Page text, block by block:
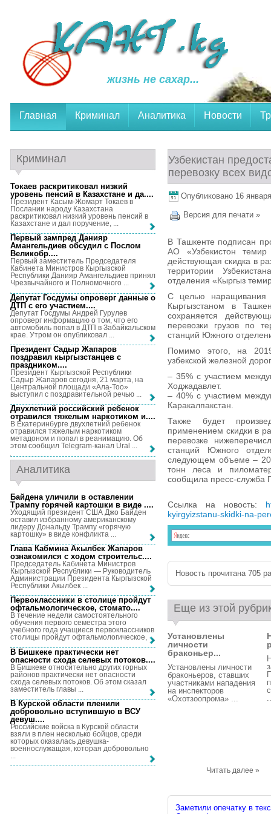
жизнь не сахар...
Главная Криминал Аналитика Новости
Узбекистан
перевозку всех
Опубликовано 16
Версия для печати »
В Ташкенте подписан
АО «Узбекистон темир
действующая скидка в
территории
отделения «Кыргыз
С целью наращивания
Кыргызстаном в
сохраняется
перевозки грузов по
станций Южного
Помимо этого, на
узбекской железной
– 35% с участием
Ходжадавлет.
– 40% с участием
Каракалпакстан.
Также будет
применением скидки в
перевозке
станций Южного
следующем объеме –
тонн леса и
сообщила пресс-служба
Ссылка на новость:
kyirgyizstanu-skidki-na-
Новость прочитана 705
Еще из этой
Установлены
личности
браконьер...
Установлены личности
браконьеров, ставших
участниками нападения
на инспекторов
«Охотзоопрома» ...
Читать далее »
Заметили опечатку в
Криминал
Токаев раскритиковал низкий
уровень пенсий в Казахстане и да....
Президент Касым-Жомарт Токаев в
Послании народу Казахстана
раскритиковал низкий уровень пенсий в
Казахстане и дал поручение, ...
Первый зампред Данияр
Амангельдиев обсудил с Послом
Великобр....
Первый заместитель Председателя
Кабинета Министров Кыргызской
Республики Данияр Амангельдиев принял
Чрезвычайного и Полномочного ...
Депутат Госдумы опроверг данные о
ДТП с его участием....
Депутат Госдумы Андрей Гурулев
опроверг информацию о том, что его
автомобиль попал в ДТП в Забайкальском
крае. Утром он опубликовал ...
Президент Садыр Жапаров
поздравил кыргызстанцев с
праздником....
Президент Кыргызской Республики
Садыр Жапаров сегодня, 21 марта, на
Центральной площади «Ала-Тоо»
выступил с поздравительной речью ...
Двухлетний российский ребенок
отравился тяжелым наркотиком и....
В Екатеринбурге двухлетний ребенок
отравился тяжелым наркотиком
метадоном и попал в реанимацию. Об
этом сообщил Telegram-канал Ural ...
Аналитика
Байдена уличили в оставлении
Трампу горячей картошки в виде ....
Уходящий президент США Джо Байден
оставил избранному американскому
лидеру Дональду Трампу «горячую
картошку» в виде конфликта ...
Глава Кабмина Акылбек Жапаров
ознакомился с ходом строительс....
Председатель Кабинета Министров
Кыргызской Республики — Руководитель
Администрации Президента Кыргызской
Республики Акылбек ...
Первоклассники в столице пройдут
офтальмологическое, стомато....
В течение недели самостоятельного
обучения первого семестра этого
учебного года учащиеся первоклассников
столицы пройдут офтальмологическое, ...
В Бишкеке практически нет
опасности схода селевых потоков....
В Бишкеке относительно других горных
районов практически нет опасности
схода селевых потоков. Об этом сказал
заместитель главы ...
В Курской области пленили
добровольно вступившую в ВСУ
девуш....
Российские войска в Курской области
взяли в плен несколько бойцов, среди
которых оказалась девушка-
военнослужащая, которая добровольно
...